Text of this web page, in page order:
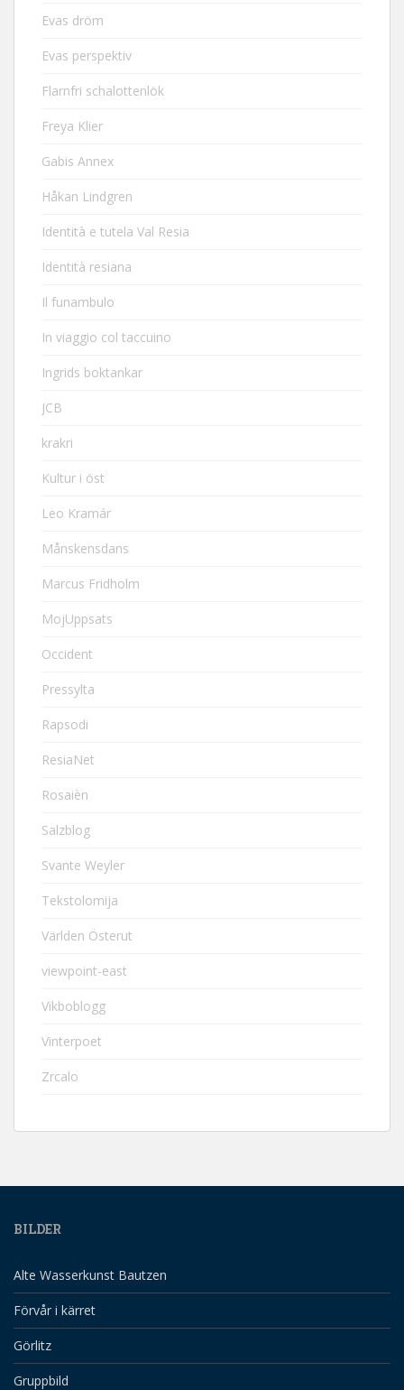
Evas dröm
Evas perspektiv
Flarnfri schalottenlök
Freya Klier
Gabis Annex
Håkan Lindgren
Identità e tutela Val Resia
Identità resiana
Il funambulo
In viaggio col taccuino
Ingrids boktankar
JCB
krakri
Kultur i öst
Leo Kramár
Månskensdans
Marcus Fridholm
MojUppsats
Occident
Pressylta
Rapsodi
ResiaNet
Rosaièn
Salzblog
Svante Weyler
Tekstolomija
Världen Österut
viewpoint-east
Vikboblogg
Vinterpoet
Zrcalo
BILDER
Alte Wasserkunst Bautzen
Förvår i kärret
Görlitz
Gruppbild